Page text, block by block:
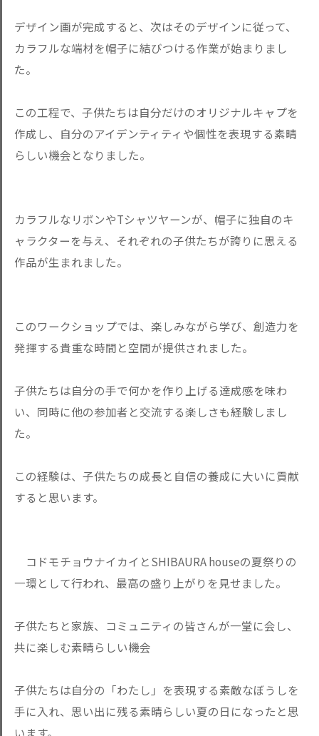
デザイン画が完成すると、次はそのデザインに従って、
カラフルな端材を帽子に結びつける作業が始まりまし
た。
この工程で、子供たちは自分だけのオリジナルキャプを
作成し、自分のアイデンティティや個性を表現する素晴
らしい機会となりました。
カラフルなリボンやTシャツヤーンが、帽子に独自のキ
ャラクターを与え、それぞれの子供たちが誇りに思える
作品が生まれました。
このワークショップでは、楽しみながら学び、創造力を
発揮する貴重な時間と空間が提供されました。
子供たちは自分の手で何かを作り上げる達成感を味わ
い、同時に他の参加者と交流する楽しさも経験しまし
た。
この経験は、子供たちの成長と自信の養成に大いに貢献
すると思います。
コドモチョウナイカイとSHIBAURA houseの夏祭りの
一環として行われ、最高の盛り上がりを見せました。
子供たちと家族、コミュニティの皆さんが一堂に会し、
共に楽しむ素晴らしい機会
子供たちは自分の「わたし」を表現する素敵なぼうしを
手に入れ、思い出に残る素晴らしい夏の日になったと思
います。